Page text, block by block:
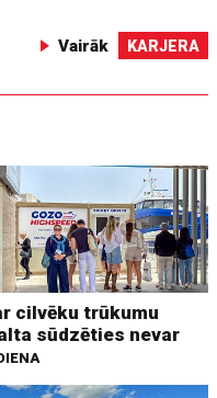
Vairāk KARJERA
cilvēku trūkumu
sūdzēties nevar